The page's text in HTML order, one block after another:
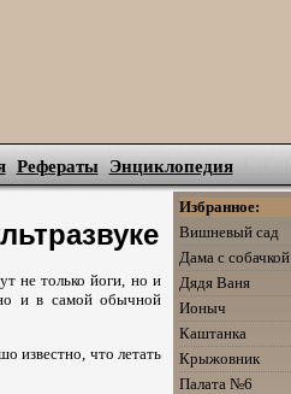
Рефераты Энциклопедия
не только йоги, но и
и в самой обычной
известно, что летать
Избранное:
Вишневый сад
Дама с собачкой
Дядя Ваня
Ионыч
Каштанка
Крыжовник
Палата №6